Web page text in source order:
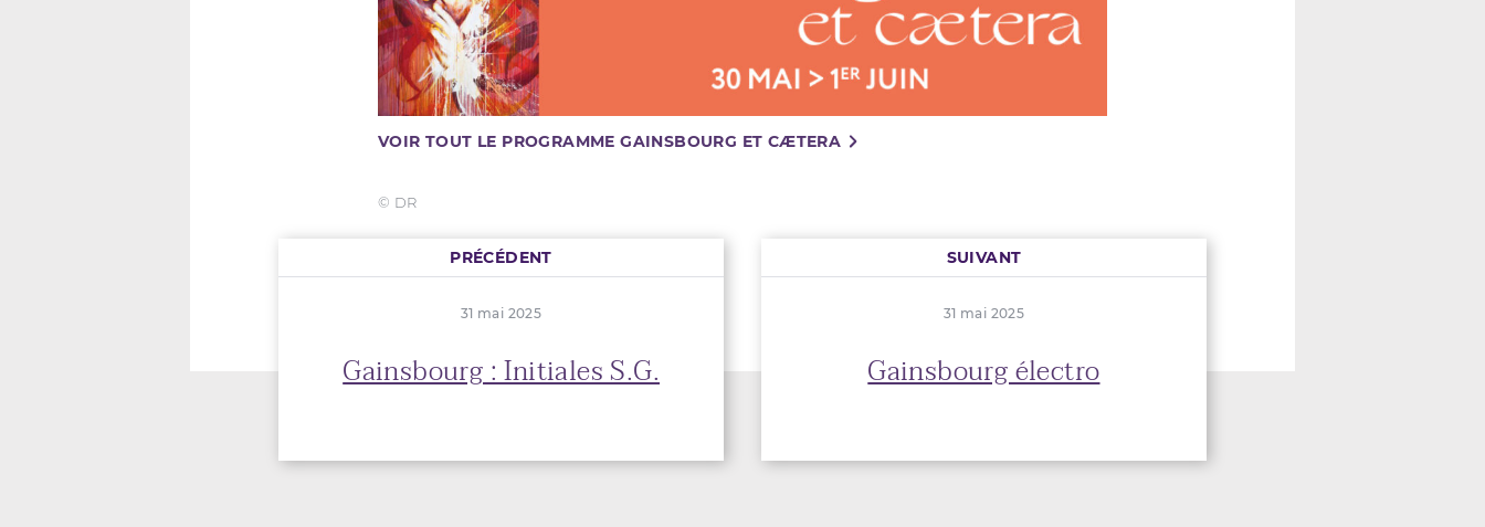
VOIR TOUT LE PROGRAMME GAINSBOURG ET CÆTERA
© DR
PRÉCÉDENT
31 mai 2025
Gainsbourg : Initiales S.G.
SUIVANT
31 mai 2025
Gainsbourg électro